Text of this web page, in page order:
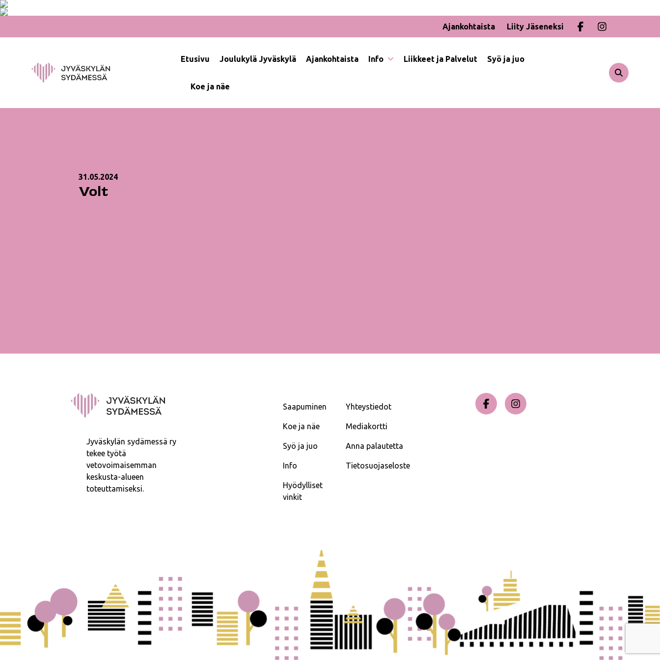
Ajankohtaista
Liity Jäseneksi
Etusivu Joulukylä Jyväskylä Ajankohtaista Info Liikkeet ja Palvelut Syö ja juo
Koe ja näe
31.05.2024
Volt
Jyväskylän sydämessä ry
tekee työtä
vetovoimaisemman
keskusta-alueen
toteuttamiseksi.
Saapuminen
Koe ja näe
Syö ja juo
Info
Hyödylliset
vinkit
Yhteystiedot
Mediakortti
Anna palautetta
Tietosuojaseloste